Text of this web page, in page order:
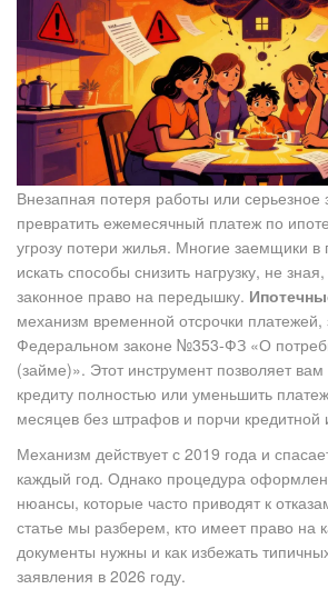
Внезапная потеря работы или серьезное
превратить ежемесячный платеж по
угрозу потери жилья. Многие заемщики в
искать способы снизить нагрузку, не
законное право на передышку.
механизм временной отсрочки
Федеральном законе №353-ФЗ «О
(займе)». Этот инструмент позволяет
кредиту полностью или уменьшить
месяцев без штрафов и порчи кредитной
Механизм действует с 2019 года и
каждый год. Однако процедура
нюансы, которые часто приводят к
статье мы разберем, кто имеет право на
документы нужны и как избежать
заявления в 2026 году.